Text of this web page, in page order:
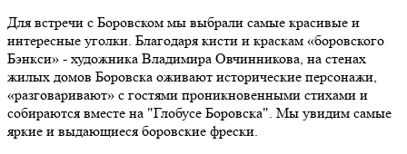
Для встречи с Боровском мы выбрали самые красивые и
интересные уголки. Благодаря кисти и краскам «боровского
Бэнкси» - художника Владимира Овчинникова, на стенах
жилых домов Боровска оживают исторические персонажи,
«разговаривают» с гостями проникновенными стихами и
собираются вместе на "Глобусе Боровска". Мы увидим самые
яркие и выдающиеся боровские фрески.